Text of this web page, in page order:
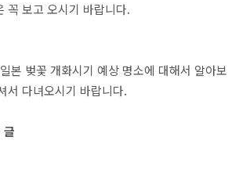
꼭 보고 오시기 바랍니다.
본 벚꽃 개화시기 예상 명소에 대해서 알아보
서 다녀오시기 바랍니다.